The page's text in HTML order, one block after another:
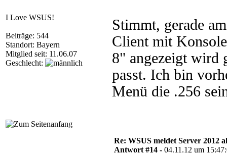
I Love WSUS!
Beiträge: 544
Standort: Bayern
Mitglied seit: 11.06.07
Geschlecht:
Stimmt, gerade
Client mit
8" angezeigt wird
passt. Ich bin
Menü die .256
Re: WSUS meldet Server 2012
Antwort #14 - 04.11.12 um